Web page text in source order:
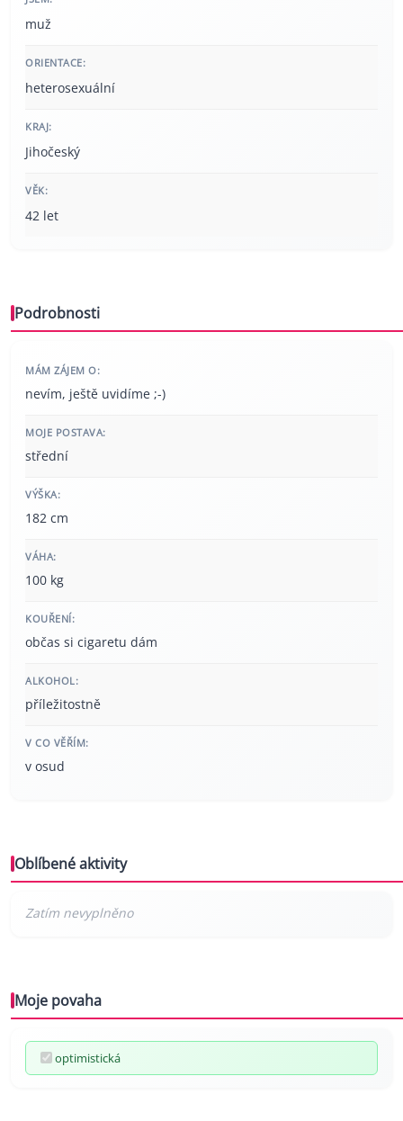
muž
ORIENTACE:
heterosexuální
KRAJ:
Jihočeský
VĚK:
42 let
Podrobnosti
MÁM ZÁJEM O:
nevím, ještě uvidíme ;-)
MOJE POSTAVA:
střední
VÝŠKA:
182 cm
VÁHA:
100 kg
KOUŘENÍ:
občas si cigaretu dám
ALKOHOL:
příležitostně
V CO VĚŘÍM:
v osud
Oblíbené aktivity
Moje povaha
optimistická